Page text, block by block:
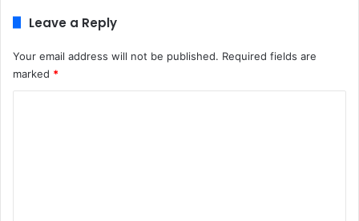
Leave a Reply
Your email address will not be published. Required fields are
marked *